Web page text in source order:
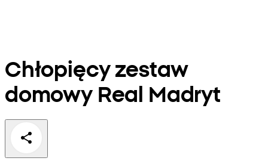
Chłopięcy zestaw
domowy Real Madryt